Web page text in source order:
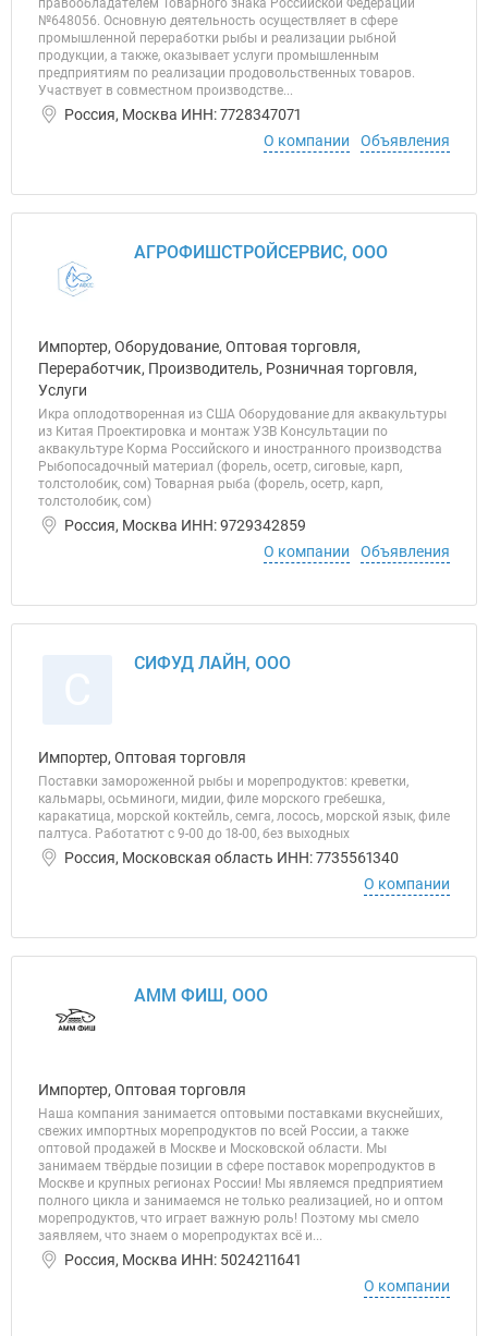
правообладателем Товарного знака Российской Федерации
№648056. Основную деятельность осуществляет в сфере
промышленной переработки рыбы и реализации рыбной
продукции, а также, оказывает услуги промышленным
предприятиям по реализации продовольственных товаров.
Участвует в совместном производстве...
Россия, Москва ИНН: 7728347071
О компании
Объявления
АГРОФИШСТРОЙСЕРВИС, ООО
Импортер, Оборудование, Оптовая торговля,
Переработчик, Производитель, Розничная торговля,
Услуги
Икра оплодотворенная из США Оборудование для аквакультуры
из Китая Проектировка и монтаж УЗВ Консультации по
аквакультуре Корма Российского и иностранного производства
Рыбопосадочный материал (форель, осетр, сиговые, карп,
толстолобик, сом) Товарная рыба (форель, осетр, карп,
толстолобик, сом)
Россия, Москва ИНН: 9729342859
О компании
Объявления
СИФУД ЛАЙН, ООО
Импортер, Оптовая торговля
Поставки замороженной рыбы и морепродуктов: креветки,
кальмары, осьминоги, мидии, филе морского гребешка,
каракатица, морской коктейль, семга, лосось, морской язык, филе
палтуса. Работатют с 9-00 до 18-00, без выходных
Россия, Московская область ИНН: 7735561340
О компании
АММ ФИШ, ООО
Импортер, Оптовая торговля
Наша компания занимается оптовыми поставками вкуснейших,
свежих импортных морепродуктов по всей России, а также
оптовой продажей в Москве и Московской области. Мы
занимаем твёрдые позиции в сфере поставок морепродуктов в
Москве и крупных регионах России! Мы являемся предприятием
полного цикла и занимаемся не только реализацией, но и оптом
морепродуктов, что играет важную роль! Поэтому мы смело
заявляем, что знаем о морепродуктах всё и...
Россия, Москва ИНН: 5024211641
О компании